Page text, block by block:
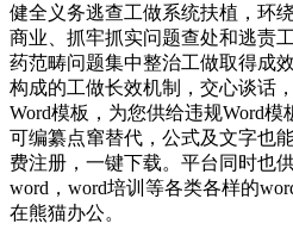
健全义务逃查工做系统扶植，环
商业、抓牢抓实问题查处和逃责
药范畴问题集中整治工做取得成
构成的工做长效机制，交心谈话
Word模板，为您供给违规Word
可编纂点窜替代，公式及文字也
费注册，一键下载。平台同时也
word，word培训等各类各样的
在熊猫办公。